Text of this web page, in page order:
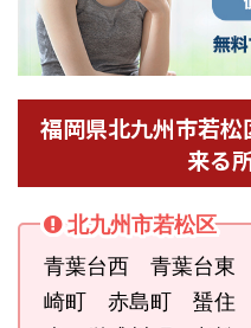
福岡県北九州市若
来る
北九州市若松区
青葉台西 青葉台
崎町 赤島町 蜑